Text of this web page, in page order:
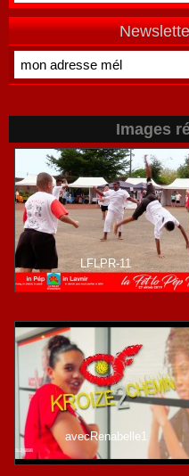
Images
LFLPR-11
avecRenabelle1